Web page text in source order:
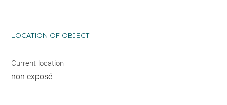
LOCATION OF OBJECT
Current location
non exposé